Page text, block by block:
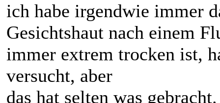
ich habe irgendwie immer
Gesichtshaut nach einem
immer extrem trocken ist,
versucht, aber
das hat selten was gebracht.